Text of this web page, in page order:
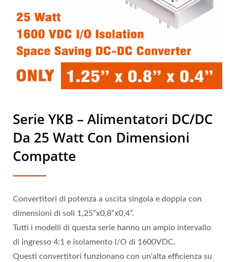
Serie YKB – Alimentatori DC/DC
Da 25 Watt Con Dimensioni
Compatte
Convertitori di potenza a uscita singola e doppia con
dimensioni di soli 1,25”x0,8”x0,4”.
Tutti i modelli di questa serie hanno un ampio intervallo
di ingresso 4:1 e isolamento I/O di 1600VDC.
Questi convertitori funzionano con un'alta efficienza su